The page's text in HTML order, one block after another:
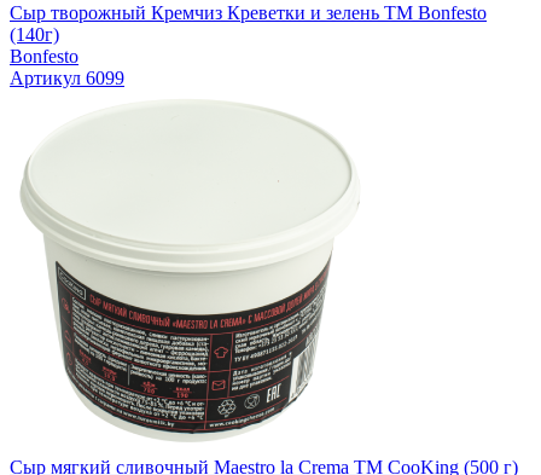
Сыр творожный Кремчиз Креветки и зелень ТМ Bonfesto
(140г)
Bonfesto
Артикул 6099
Сыр мягкий сливочный Maestro la Crema ТМ CooKing (500 г)